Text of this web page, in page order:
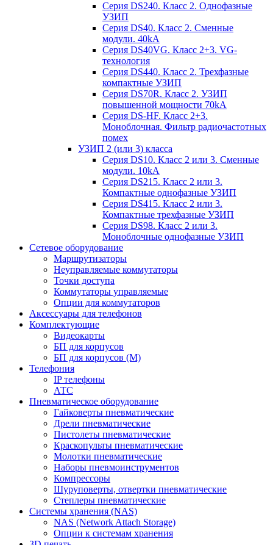
Серия DS240. Класс 2. Однофазные
УЗИП
Серия DS40. Класс 2. Сменные
модули. 40kA
Серия DS40VG. Класс 2+3. VG-
технология
Серия DS440. Класс 2. Трехфазные
компактные УЗИП
Серия DS70R. Класс 2. УЗИП
повышенной мощности 70kA
Серия DS-HF. Класс 2+3.
Моноблочная. Фильтр радиочастотных
помех
УЗИП 2 (или 3) класса
Серия DS10. Класс 2 или 3. Сменные
модули. 10kA
Серия DS215. Класс 2 или 3.
Компактные однофазные УЗИП
Серия DS415. Класс 2 или 3.
Компактные трехфазные УЗИП
Серия DS98. Класс 2 или 3.
Моноблочные однофазные УЗИП
Сетевое оборудование
Маршрутизаторы
Неуправляемые коммутаторы
Точки доступа
Коммутаторы управляемые
Опции для коммутаторов
Аксессуары для телефонов
Комплектующие
Видеокарты
БП для корпусов
БП для корпусов (М)
Телефония
IP телефоны
АТС
Пневматическое оборудование
Гайковерты пневматические
Дрели пневматические
Пистолеты пневматические
Краскопульты пневматические
Молотки пневматические
Наборы пневмоинструментов
Компрессоры
Шуруповерты, отвертки пневматические
Степлеры пневматические
Cистемы хранения (NAS)
NAS (Network Attach Storage)
Опции к системам хранения